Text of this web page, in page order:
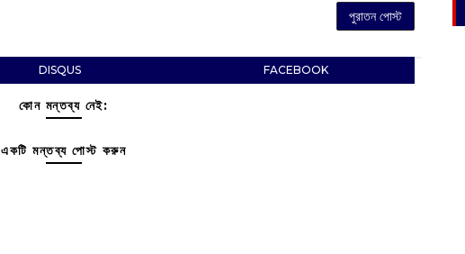
পুরাতন পোস্ট
DISQUS FACEBOOK
কোন মন্তব্য নেই:
একটি মন্তব্য পোস্ট করুন